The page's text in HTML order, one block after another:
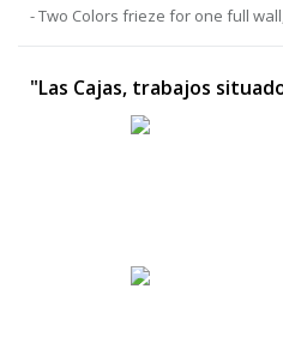
- Two Colors frieze for one full
"Las Cajas, trabajos